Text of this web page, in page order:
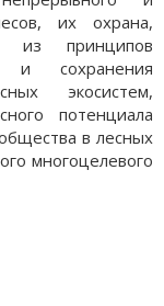
их охрана,
из принципов
и сохранения
экосистем,
потенциала
в лесных
многоцелевого